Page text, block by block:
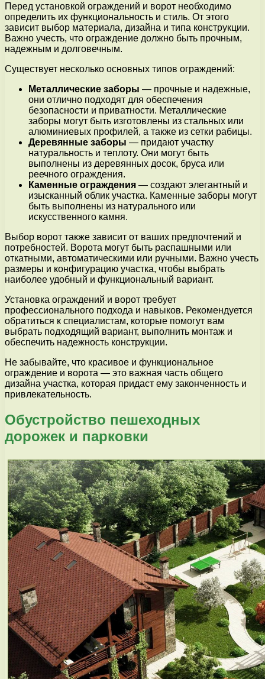
Перед установкой ограждений и ворот необходимо
определить их функциональность и стиль. От этого
зависит выбор материала, дизайна и типа конструкции.
Важно учесть, что ограждение должно быть прочным,
надежным и долговечным.
Существует несколько основных типов ограждений:
Металлические заборы — прочные и надежные,
они отлично подходят для обеспечения
безопасности и приватности. Металлические
заборы могут быть изготовлены из стальных или
алюминиевых профилей, а также из сетки рабицы.
Деревянные заборы — придают участку
натуральность и теплоту. Они могут быть
выполнены из деревянных досок, бруса или
реечного ограждения.
Каменные ограждения — создают элегантный и
изысканный облик участка. Каменные заборы могут
быть выполнены из натурального или
искусственного камня.
Выбор ворот также зависит от ваших предпочтений и
потребностей. Ворота могут быть распашными или
откатными, автоматическими или ручными. Важно учесть
размеры и конфигурацию участка, чтобы выбрать
наиболее удобный и функциональный вариант.
Установка ограждений и ворот требует
профессионального подхода и навыков. Рекомендуется
обратиться к специалистам, которые помогут вам
выбрать подходящий вариант, выполнить монтаж и
обеспечить надежность конструкции.
Не забывайте, что красивое и функциональное
ограждение и ворота — это важная часть общего
дизайна участка, которая придаст ему законченность и
привлекательность.
Обустройство пешеходных
дорожек и парковки